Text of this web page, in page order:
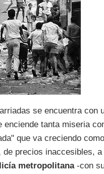
se encuentra con
tanta miseria
que va creciendo
precios inaccesibles,
metropolitana-con